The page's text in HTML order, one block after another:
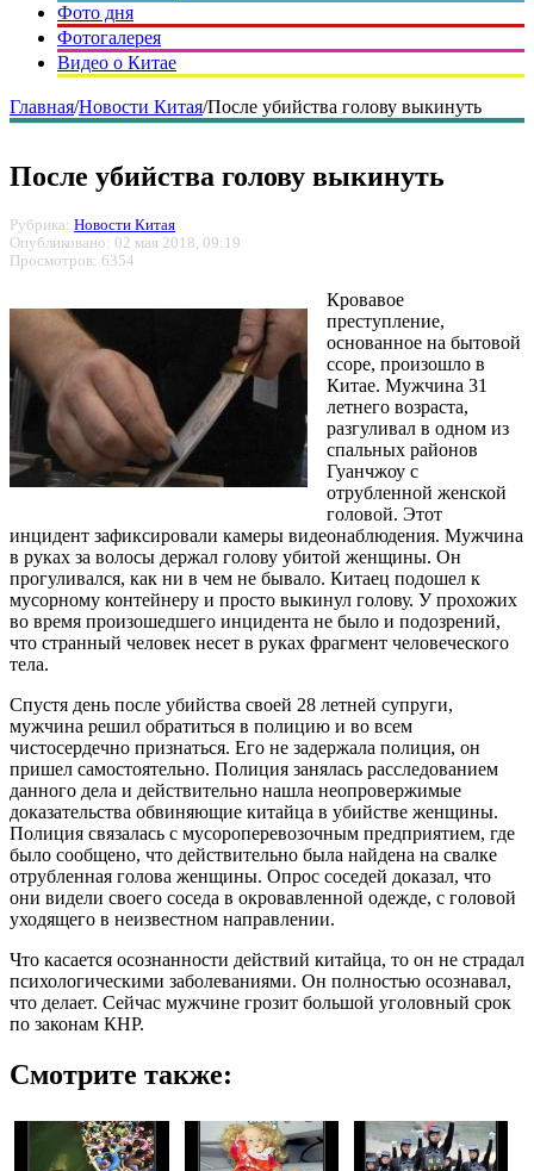
Фото дня
Фотогалерея
Видео о Китае
Главная/Новости Китая/После убийства голову выкинуть
После убийства голову выкинуть
Рубрика: Новости Китая
Опубликовано: 02 мая 2018, 09:19
Просмотров: 6354
Кровавое
преступление,
основанное на бытовой
ссоре, произошло в
Китае. Мужчина 31
летнего возраста,
разгуливал в одном из
спальных районов
Гуанчжоу с
отрубленной женской
головой. Этот
инцидент зафиксировали камеры видеонаблюдения. Мужчина
в руках за волосы держал голову убитой женщины. Он
прогуливался, как ни в чем не бывало. Китаец подошел к
мусорному контейнеру и просто выкинул голову. У прохожих
во время произошедшего инцидента не было и подозрений,
что странный человек несет в руках фрагмент человеческого
тела.
Спустя день после убийства своей 28 летней супруги,
мужчина решил обратиться в полицию и во всем
чистосердечно признаться. Его не задержала полиция, он
пришел самостоятельно. Полиция занялась расследованием
данного дела и действительно нашла неопровержимые
доказательства обвиняющие китайца в убийстве женщины.
Полиция связалась с мусороперевозочным предприятием, где
было сообщено, что действительно была найдена на свалке
отрубленная голова женщины. Опрос соседей доказал, что
они видели своего соседа в окровавленной одежде, с головой
уходящего в неизвестном направлении.
Что касается осознанности действий китайца, то он не страдал
психологическими заболеваниями. Он полностью осознавал,
что делает. Сейчас мужчине грозит большой уголовный срок
по законам КНР.
Смотрите также: